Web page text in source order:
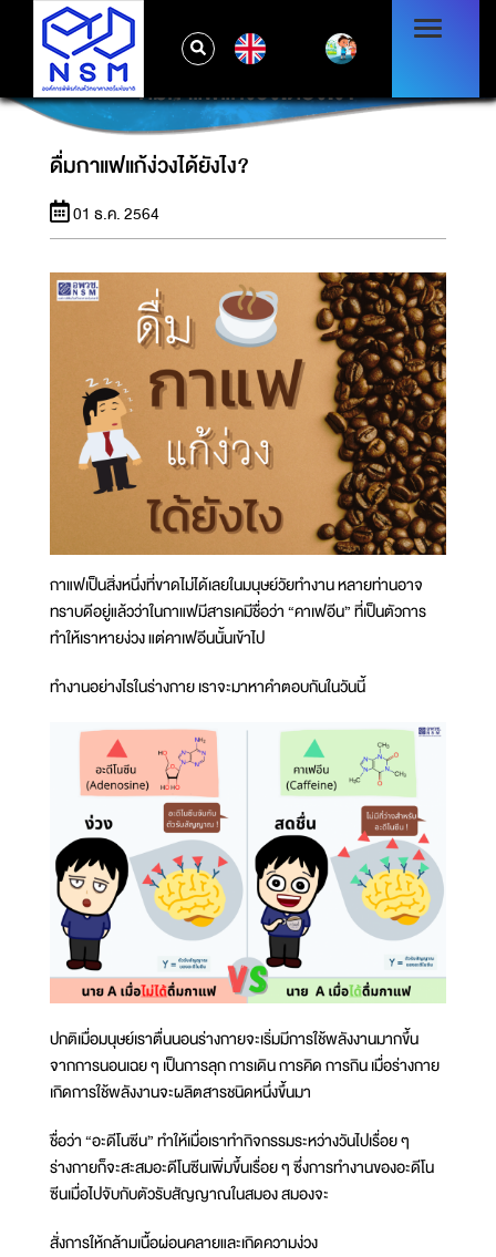
ดื่มกาแฟแก้ง่วงได้ยังไง?
ดื่มกาแฟแก้ง่วงได้ยังไง?
01 ธ.ค. 2564
กาแฟเป็นสิ่งหนึ่งที่ขาดไม่ได้เลยในมนุษย์วัยทำงาน หลายท่านอาจ
ทราบดีอยู่แล้วว่าในกาแฟมีสารเคมีชื่อว่า “คาเฟอีน” ที่เป็นตัวการ
ทำให้เราหายง่วง แต่คาเฟอีนนั้นเข้าไป
ทำงานอย่างไรในร่างกาย เราจะมาหาคำตอบกันในวันนี้
ปกติเมื่อมนุษย์เราตื่นนอนร่างกายจะเริ่มมีการใช้พลังงานมากขึ้น
จากการนอนเฉย ๆ เป็นการลุก การเดิน การคิด การกิน เมื่อร่างกาย
เกิดการใช้พลังงานจะผลิตสารชนิดหนึ่งขึ้นมา
ชื่อว่า “อะดีโนซีน” ทำให้เมื่อเราทำกิจกรรมระหว่างวันไปเรื่อย ๆ
ร่างกายก็จะสะสมอะดีโนซีนเพิ่มขึ้นเรื่อย ๆ ซึ่งการทำงานของอะดีโน
ซีนเมื่อไปจับกับตัวรับสัญญาณในสมอง สมองจะ
สั่งการให้กล้ามเนื้อผ่อนคลายและเกิดความง่วง